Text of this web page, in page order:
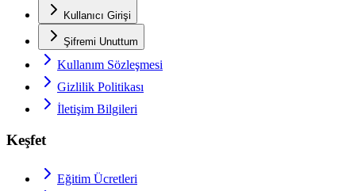
Kullanıcı Girişi
Şifremi Unuttum
Kullanım Sözleşmesi
Gizlilik Politikası
İletişim Bilgileri
Keşfet
Eğitim Ücretleri